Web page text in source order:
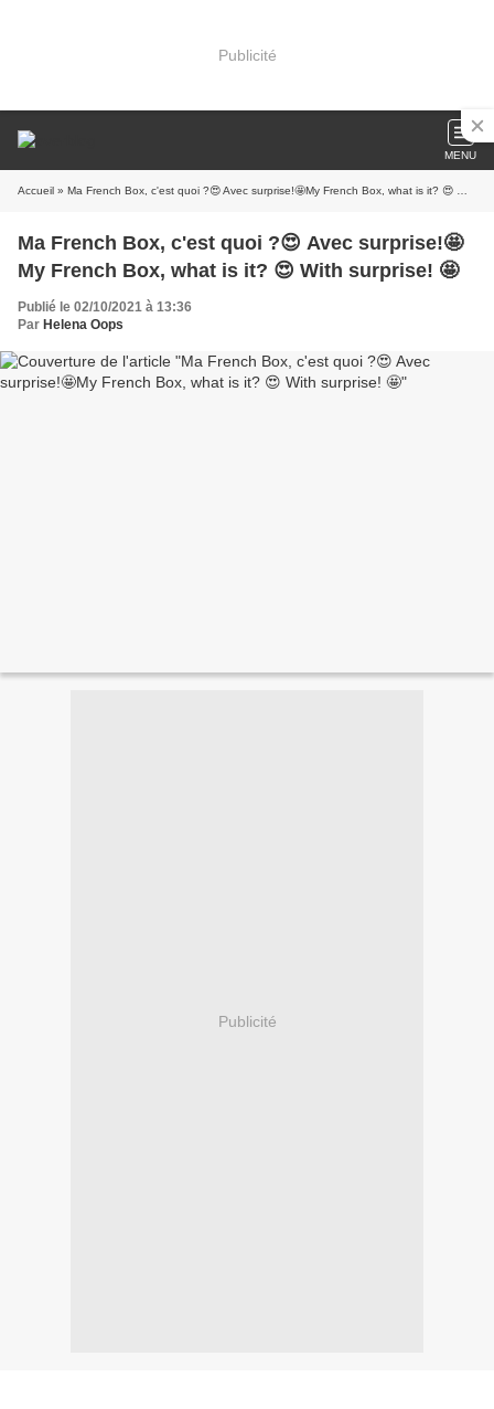
Publicité
MENU
Accueil » Ma French Box, c'est quoi ?😍 Avec surprise!🤩My French Box, what is it? 😍 With surprise! 🤩
Ma French Box, c'est quoi ?😍 Avec surprise!🤩
My French Box, what is it? 😍 With surprise! 🤩
Publié le 02/10/2021 à 13:36
Par Helena Oops
Publicité